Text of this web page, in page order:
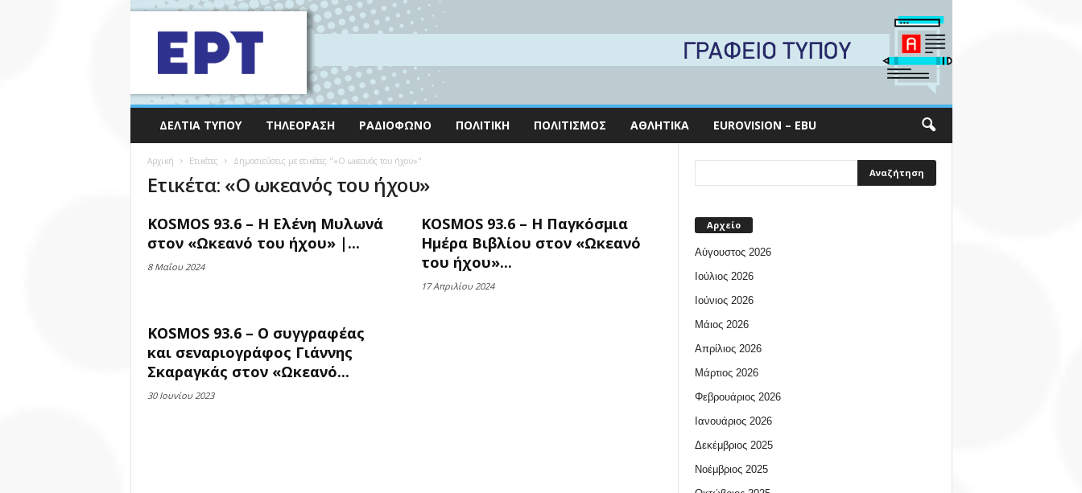
ΔΕΛΤΊΑ ΤΎΠΟΥ ΤΗΛΕΌΡΑΣΗ ΡΑΔΙΌΦΩΝΟ ΠΟΛΙΤΙΚΉ ΠΟΛΙΤΙΣΜΌΣ ΑΘΛΗΤΙΚΆ EUROVISION – EBU
Αρχική Ετικέτες Δημοσιεύσεις με ετικέτες "«Ο ωκεανός του ήχου»"
Ετικέτα: «Ο ωκεανός του ήχου»
KOSMOS 93.6 – Η Ελένη Μυλωνά
στον «Ωκεανό του ήχου» |...
8 Μαΐου 2024
KOSMOS 93.6 – Η Παγκόσμια
Ημέρα Βιβλίου στον «Ωκεανό
του ήχου»...
17 Απριλίου 2024
KOSMOS 93.6 – Ο συγγραφέας
και σεναριογράφος Γιάννης
Σκαραγκάς στον «Ωκεανό...
30 Ιουνίου 2023
Αρχείο
Αύγουστος 2026
Ιούλιος 2026
Ιούνιος 2026
Μάιος 2026
Απρίλιος 2026
Μάρτιος 2026
Φεβρουάριος 2026
Ιανουάριος 2026
Δεκέμβριος 2025
Νοέμβριος 2025